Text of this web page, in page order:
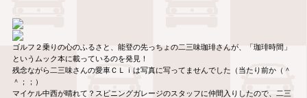
ゴルフ２乗りの心のふるさと、能登の先っちょの二三味珈琲さんが、「珈琲時間」
というムック本に載っているのを発見！
残念ながら二三味さんの愛車ＣＬｉは写真に写ってませんでした（当たり前か（＾
＾；；）
マイケル中西が晴れて？スピニングガレージのスタッフに仲間入りしたので、二三